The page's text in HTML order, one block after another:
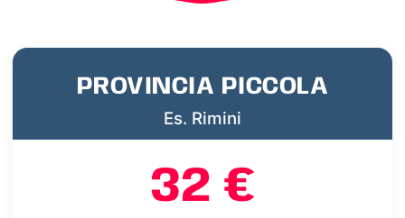
PROVINCIA PICCOLA
Es. Rimini
32 €